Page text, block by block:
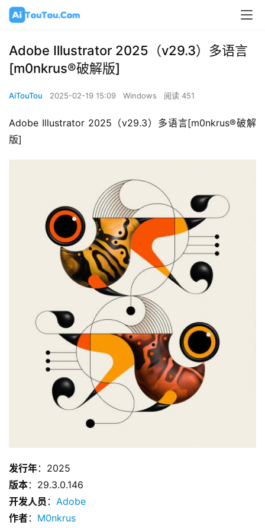
Adobe Illustrator 2025（v29.3）多语言
[m0nkrus®破解版]
AiTouTou 2025-02-19 15:09 Windows 阅读 451
Adobe Illustrator 2025（v29.3）多语言[m0nkrus®破解
版]
发行年：2025
版本：29.3.0.146
开发人员 ： Adobe
作者： M0nkrus